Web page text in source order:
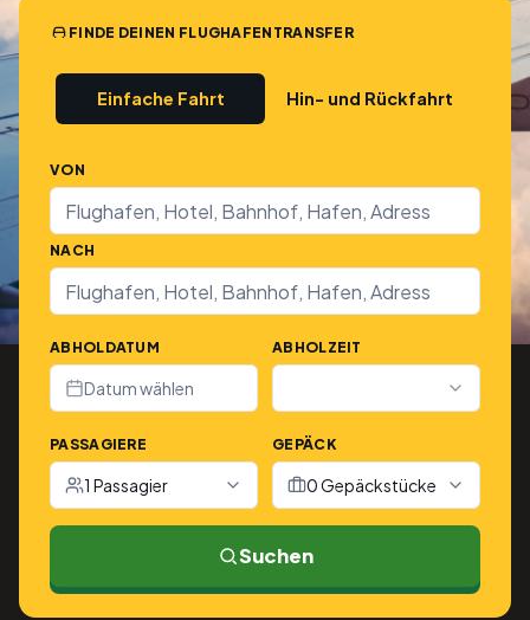
FINDE DEINEN FLUGHAFENTRANSFER
Einfache Fahrt Hin- und Rückfahrt
VON
NACH
ABHOLDATUM
Datum wählen
ABHOLZEIT
PASSAGIERE
1 Passagier
GEPÄCK
0 Gepäckstücke
Suchen